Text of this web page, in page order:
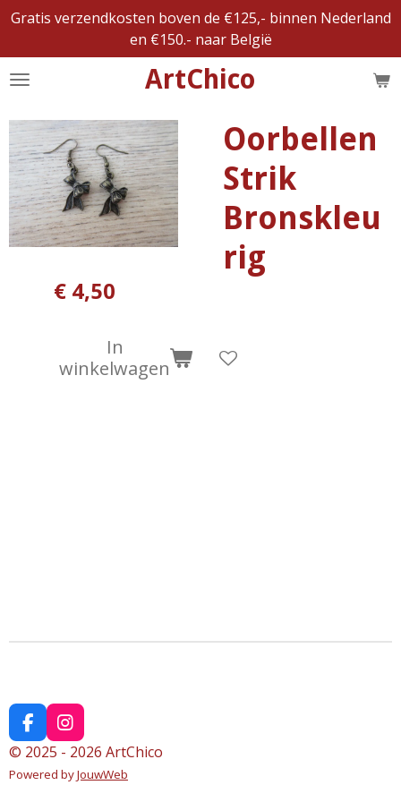
Ga
naar
de
ArtChico
Gratis verzendkosten boven de €125,- binnen Nederland
en €150.- naar België
Oorbellen
Strik
Bronskleu
rig
€ 4,50
In
winkelwagen
F
a
c
e
I
n
s
t
© 2025 - 2026 ArtChico
Powered byJouwWeb